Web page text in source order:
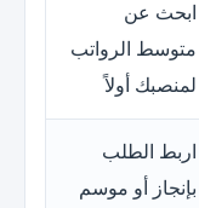
ابحث عن
متوسط الرواتب
لمنصبك أولاً
اربط الطلب
بإنجاز أو موسم